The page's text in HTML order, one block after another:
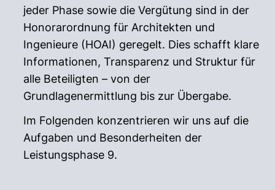
jeder Phase sowie die Vergütung sind in der
Honorarordnung für Architekten und
Ingenieure (HOAI) geregelt. Dies schafft klare
Informationen, Transparenz und Struktur für
alle Beteiligten – von der
Grundlagenermittlung bis zur Übergabe.
Im Folgenden konzentrieren wir uns auf die
Aufgaben und Besonderheiten der
Leistungsphase 9.